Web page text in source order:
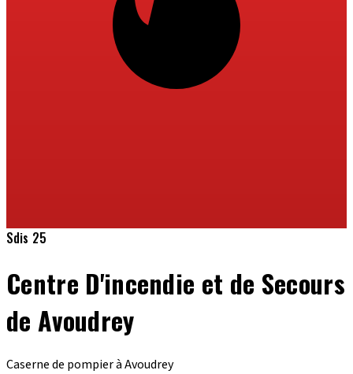
Sdis 25
Centre D'incendie et de Secours
de Avoudrey
Caserne de pompier à Avoudrey